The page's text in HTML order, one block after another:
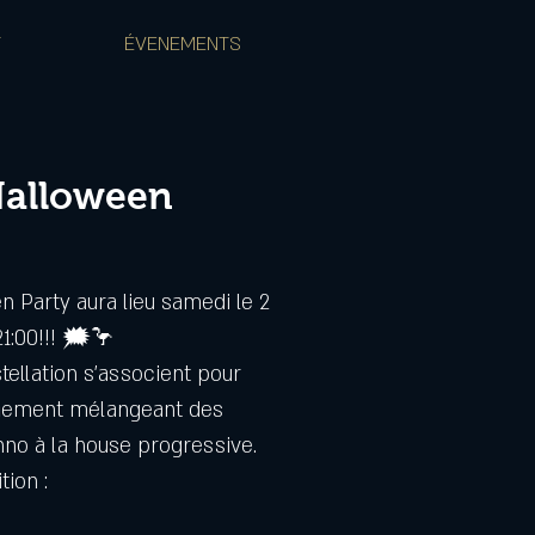
ÉVENEMENTS
Party aura lieu samedi le 2
🗯️🦩
s'associent pour
mélangeant des
à la house progressive.
: